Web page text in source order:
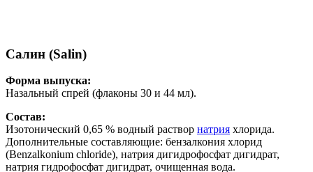
Салин (Salin)
Форма выпуска:
Назальный спрей (флаконы 30 и 44 мл).
Состав:
Изотонический 0,65 % водный раствор натрия хлорида.
Дополнительные составляющие: бензалкония хлорид
(Benzalkonium chloride), натрия дигидрофосфат дигидрат,
натрия гидрофосфат дигидрат, очищенная вода.